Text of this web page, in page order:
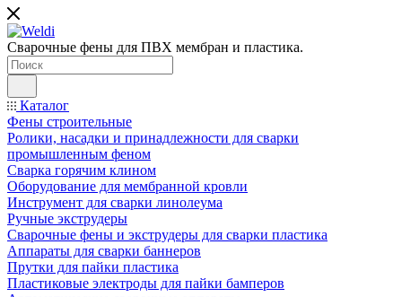
Сварочные фены для ПВХ мембран и пластика.
Каталог
Фены строительные
Ролики, насадки и принадлежности для сварки
промышленным феном
Сварка горячим клином
Оборудование для мембранной кровли
Инструмент для сварки линолеума
Ручные экструдеры
Сварочные фены и экструдеры для сварки пластика
Аппараты для сварки баннеров
Прутки для пайки пластика
Пластиковые электроды для пайки бамперов